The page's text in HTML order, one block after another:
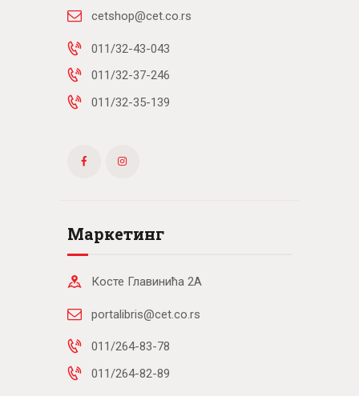
cetshop@cet.co.rs
011/32-43-043
011/32-37-246
011/32-35-139
Маркетинг
Косте Главинића 2А
portalibris@cet.co.rs
011/264-83-78
011/264-82-89